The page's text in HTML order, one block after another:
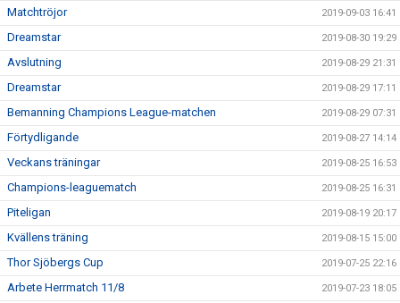
Matchtröjor 2019-09-03 16:41
Dreamstar 2019-08-30 19:29
Avslutning 2019-08-29 21:31
Dreamstar 2019-08-29 17:11
Bemanning Champions League-matchen 2019-08-29 07:31
Förtydligande 2019-08-27 14:14
Veckans träningar 2019-08-25 16:53
Champions-leaguematch 2019-08-25 16:31
Piteligan 2019-08-19 20:17
Kvällens träning 2019-08-15 15:00
Thor Sjöbergs Cup 2019-07-25 22:16
Arbete Herrmatch 11/8 2019-07-23 18:05